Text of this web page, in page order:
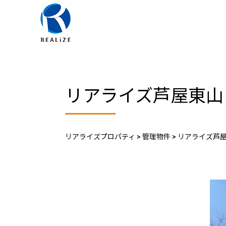
リアライズ芦屋東
リアライズプロパティ > 管理物件 > リアライズ芦